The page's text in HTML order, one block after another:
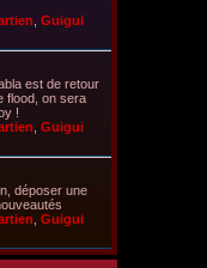
Guigui
est de retour
flood, on sera
!
Guigui
déposer une
Guigui